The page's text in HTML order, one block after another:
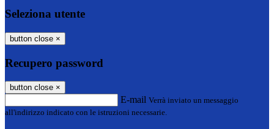
Seleziona utente
button close ×
Recupero password
button close ×
E-mail Verrà inviato un messaggio
all'indirizzo indicato con le istruzioni necessarie.